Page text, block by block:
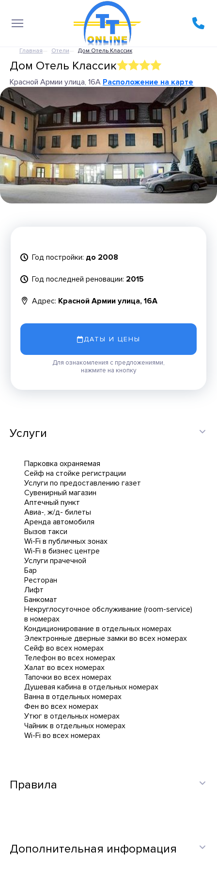
Главная Отели Дом Отель Классик
Дом Отель Классик
Красной Армии улица, 16А Расположение на карте
Год постройки: до 2008
Год последней реновации: 2015
Адрес: Красной Армии улица, 16А
ДАТЫ И ЦЕНЫ
Для ознакомления с предложениями,
нажмите на кнопку
Услуги
Парковка охраняемая
Сейф на стойке регистрации
Услуги по предоставлению газет
Сувенирный магазин
Аптечный пункт
Авиа-, ж/д- билеты
Аренда автомобиля
Вызов такси
Wi-Fi в публичных зонах
Wi-Fi в бизнес центре
Услуги прачечной
Бар
Ресторан
Лифт
Банкомат
Некруглосуточное обслуживание (room-service)
в номерах
Кондиционирование в отдельных номерах
Электронные дверные замки во всех номерах
Сейф во всех номерах
Телефон во всех номерах
Халат во всех номерах
Тапочки во всех номерах
Душевая кабина в отдельных номерах
Ванна в отдельных номерах
Фен во всех номерах
Утюг в отдельных номерах
Чайник в отдельных номерах
Wi-Fi во всех номерах
Правила
Дополнительная информация